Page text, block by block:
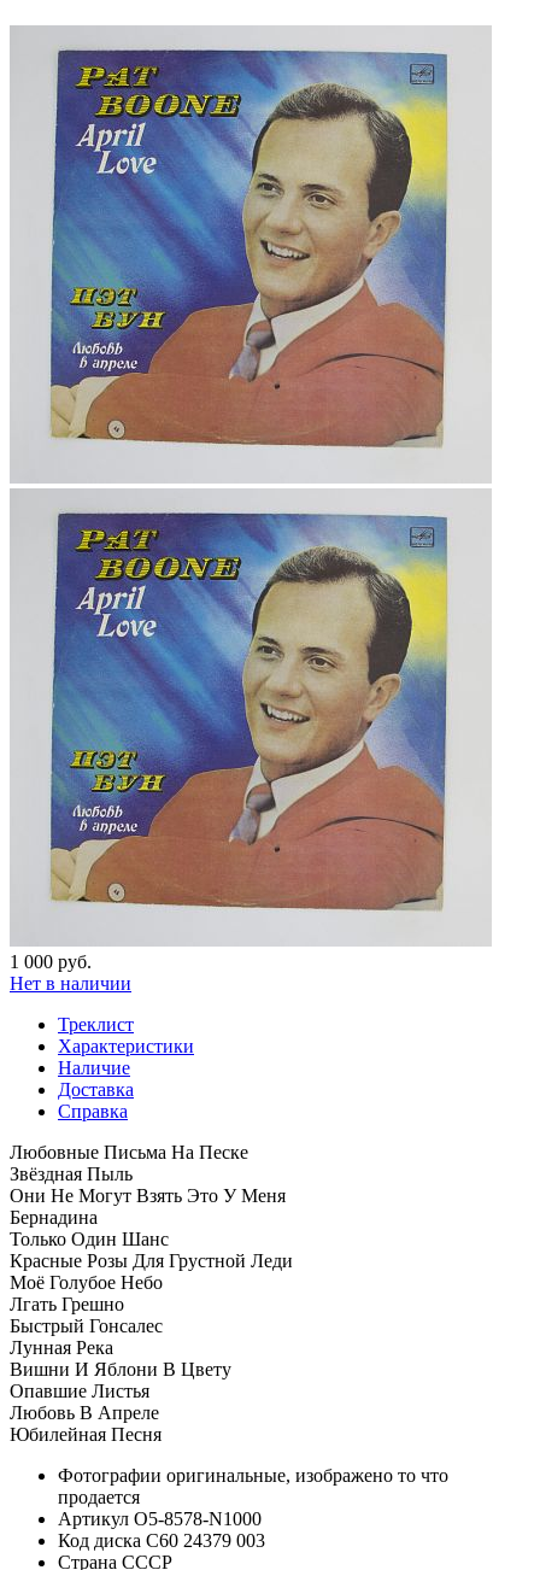
1 000 руб.
Нет в наличии
Треклист
Характеристики
Наличие
Доставка
Справка
Любовные Письма На Песке
Звёздная Пыль
Они Не Могут Взять Это У Меня
Бернадина
Только Один Шанс
Красные Розы Для Грустной Леди
Моё Голубое Небо
Лгать Грешно
Быстрый Гонсалес
Лунная Река
Вишни И Яблони В Цвету
Опавшие Листья
Любовь В Апреле
Юбилейная Песня
Фотографии оригинальные, изображено то что
продается
Артикул O5-8578-N1000
Код диска С60 24379 003
Страна СССР